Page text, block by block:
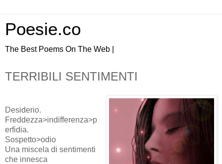
Poesie.co
The Best Poems On The Web |
TERRIBILI SENTIMENTI
Desiderio.
Freddezza>indifferenza>p
erfidia.
Sospetto>odio
Una miscela di sentimenti
che innesca